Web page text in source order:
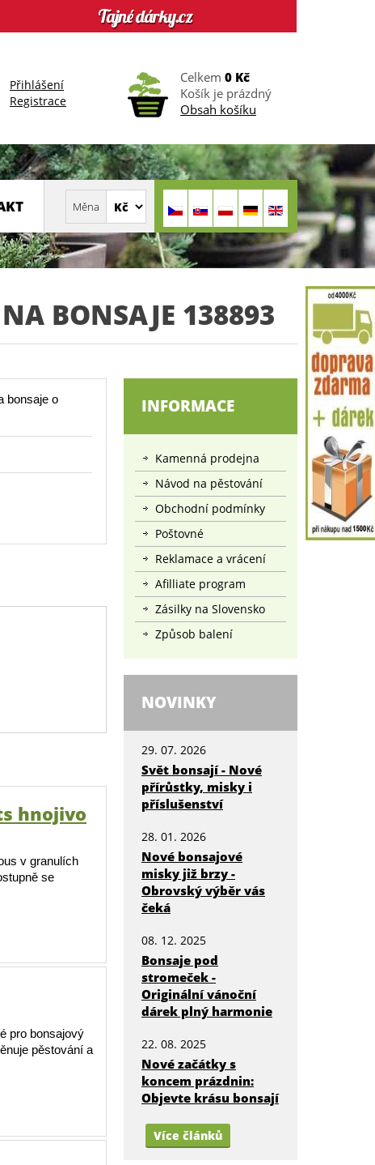
Přihlášení
Registrace
Celkem 0 Kč
Košík je prázdný
Obsah košíku
BONSAJE 138893
bonsaje o
hnojivo
v granulích
se
pro bonsajový
pěstování a
INFORMACE
Kamenná prodejna
Návod na pěstování
Obchodní podmínky
Poštovné
Reklamace a vrácení
Afilliate program
Zásilky na Slovensko
Způsob balení
NOVINKY
29. 07. 2026
Svět bonsají - Nové
přírůstky, misky i
příslušenství
28. 01. 2026
Nové bonsajové
misky již brzy -
Obrovský výběr vás
čeká
08. 12. 2025
Bonsaje pod
stromeček -
Originální vánoční
dárek plný harmonie
22. 08. 2025
Nové začátky s
koncem prázdnin:
Objevte krásu bonsají
Více článků